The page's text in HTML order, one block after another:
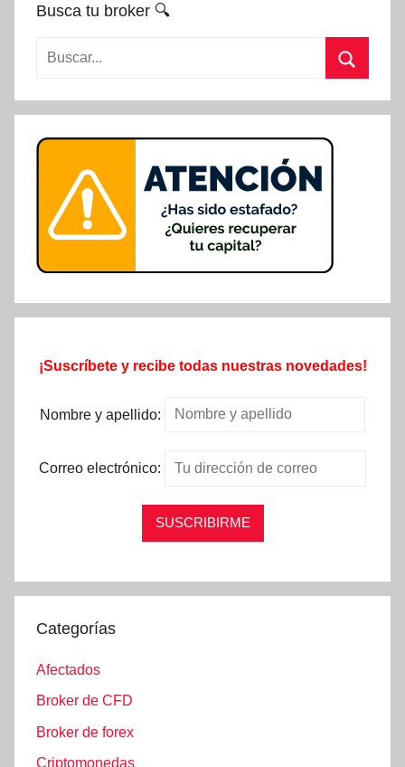
Busca tu broker 🔍
Buscar:
¡Suscríbete y recibe todas nuestras novedades!
Nombre y apellido:
Correo electrónico:
Categorías
Afectados
Broker de CFD
Broker de forex
Criptomonedas